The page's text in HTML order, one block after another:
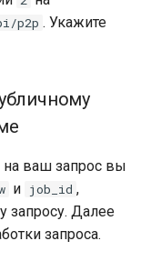
p2p . Укажите
ваш запрос вы
и job_id ,
запросу. Далее
запроса.